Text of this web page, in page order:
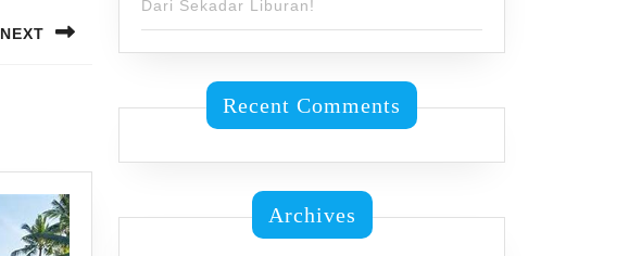
NEXT
Dari Sekadar Liburan!
Recent Comments
Archives